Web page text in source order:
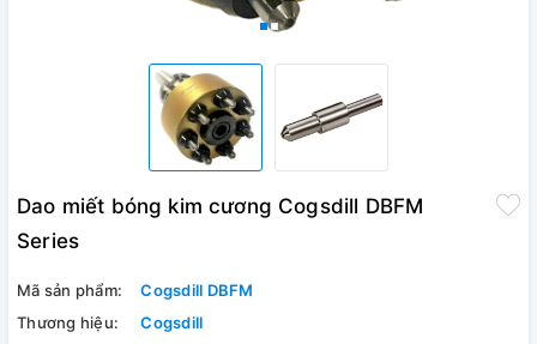
Dao miết bóng kim cương Cogsdill DBFM
Series
Mã sản phẩm:
Cogsdill DBFM
Thương hiệu:
Cogsdill